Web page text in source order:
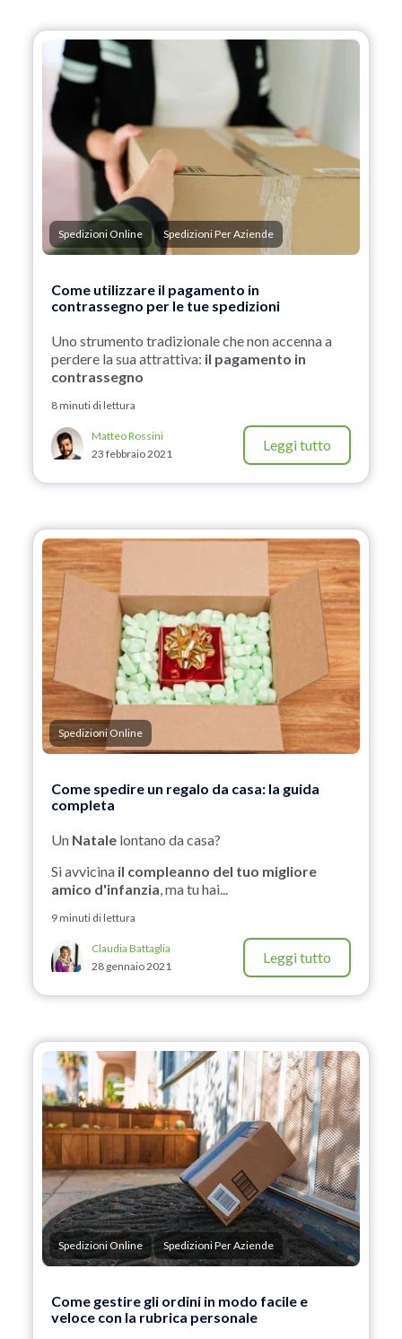
Spedizioni Online Spedizioni Per Aziende
Come utilizzare il pagamento in
contrassegno per le tue spedizioni
Uno strumento tradizionale che non accenna a
perdere la sua attrattiva: il pagamento in
contrassegno
8 minuti di lettura
Matteo Rossini
23 febbraio 2021
Leggi tutto
Spedizioni Online
Come spedire un regalo da casa: la guida
completa
Un Natale lontano da casa?
Si avvicina il compleanno del tuo migliore
amico d'infanzia, ma tu hai...
9 minuti di lettura
Claudia Battaglia
28 gennaio 2021
Leggi tutto
Spedizioni Online Spedizioni Per Aziende
Come gestire gli ordini in modo facile e
veloce con la rubrica personale